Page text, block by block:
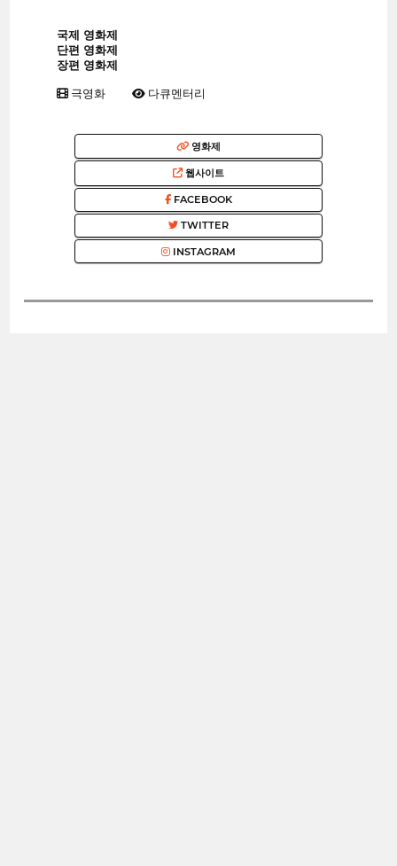
국제 영화제
단편 영화제
장편 영화제
극영화 다큐멘터리
영화제
웹사이트
FACEBOOK
TWITTER
INSTAGRAM